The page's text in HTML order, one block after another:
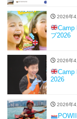
2026年4
Camp
プ2026
2026年4
Camp
2026
2026年4